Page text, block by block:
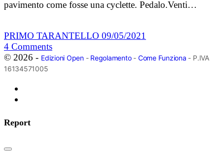
pavimento come fosse una cyclette. Pedalo.Venti…
PRIMO TARANTELLO 09/05/2021
4 Comments
© 2026 - Edizioni Open- Regolamento- Come Funziona - P.IVA
16134571005
Report